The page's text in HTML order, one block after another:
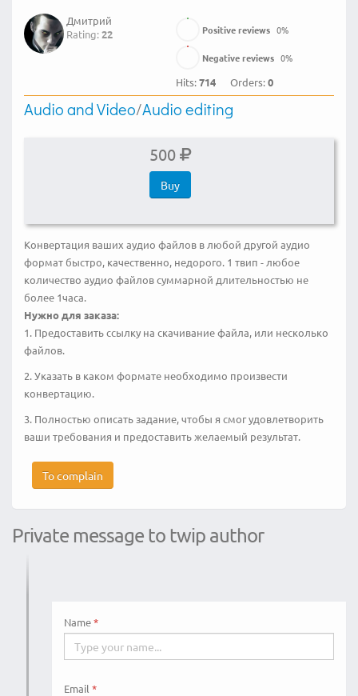
Дмитрий
Rating:22 Positive reviews 0%
Negative reviews 0%
Hits:714 Orders:0
Audio and Video/Audio editing
500
Buy
Конвертация ваших аудио файлов в любой другой аудио
формат быстро, качественно, недорого. 1 твип - любое
количество аудио файлов суммарной длительностью не
более 1часа.
Нужно для заказа:
1. Предоставить ссылку на скачивание файла, или несколько
файлов.
2. Указать в каком формате необходимо произвести
конвертацию.
3. Полностью описать задание, чтобы я смог удовлетворить
ваши требования и предоставить желаемый результат.
To complain
Private message to twip author
Name
Email